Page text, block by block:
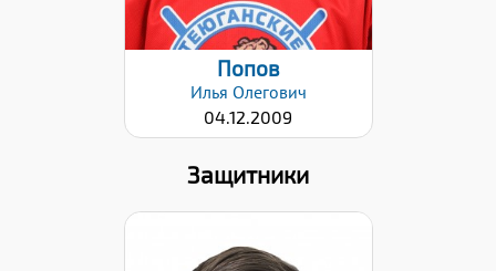
Попов
Илья Олегович
04.12.2009
Защитники